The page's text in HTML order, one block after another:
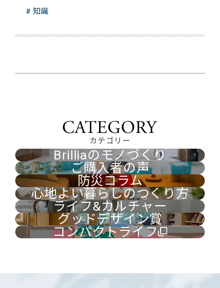
# 知識
カテゴリー
Brilliaのモノづくり
ご購入者の声
防災コラム
心地よい暮らしのつくり方
ライフ&カルチャー
グッドデザイン賞
コンパクトライフ